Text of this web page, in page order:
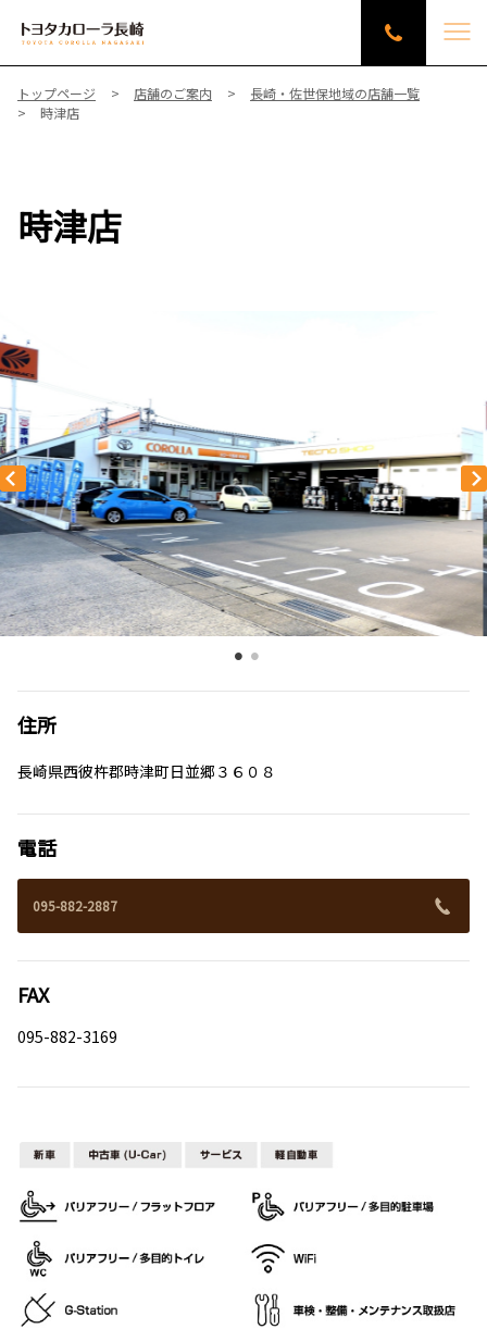
トップページ 店舗のご案内
長崎・佐世保地域の店舗一覧
時津店
時津店
住所
長崎県西彼杵郡時津町日並郷３６０８
電話
095-882-2887
FAX
095-882-3169